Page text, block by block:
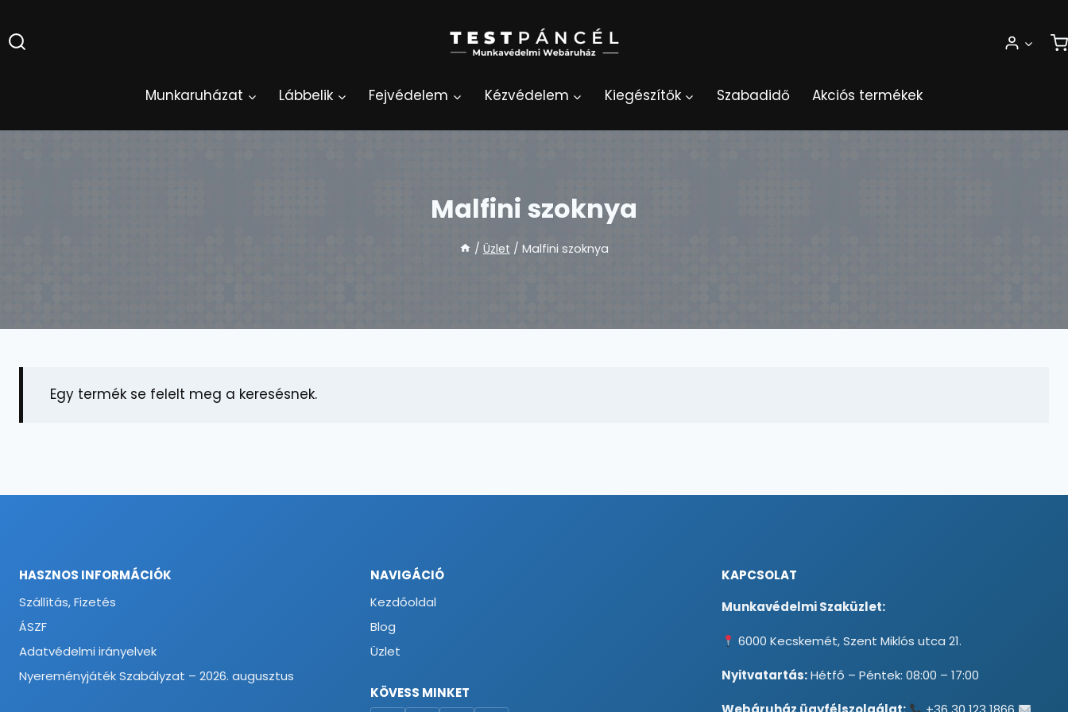
to
content
Munkaruházat Lábbelik Fejvédelem Kézvédelem Kiegészítők Szabadidő Akciós termékek
Malfini szoknya
/ Üzlet / Malfini szoknya
Egy termék se felelt meg a keresésnek.
HASZNOS INFORMÁCIÓK
Szállítás, Fizetés
ÁSZF
Adatvédelmi irányelvek
Nyereményjáték Szabályzat – 2026. augusztus
NAVIGÁCIÓ
Kezdőoldal
Blog
Üzlet
KÖVESS MINKET
KAPCSOLAT
Munkavédelmi Szaküzlet:
6000 Kecskemét, Szent Miklós utca 21.
Nyitvatartás:Hétfő – Péntek: 08:00 – 17:00